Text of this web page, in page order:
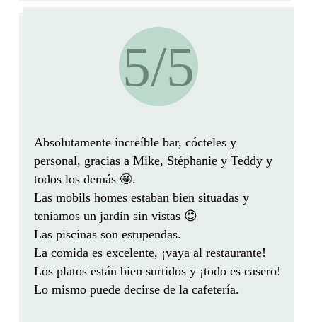
5/5
Absolutamente increíble bar, cócteles y
personal, gracias a Mike, Stéphanie y Teddy y
todos los demás 🤩.
Las mobils homes estaban bien situadas y
teniamos un jardin sin vistas 😍
Las piscinas son estupendas.
La comida es excelente, ¡vaya al restaurante!
Los platos están bien surtidos y ¡todo es casero!
Lo mismo puede decirse de la cafetería.